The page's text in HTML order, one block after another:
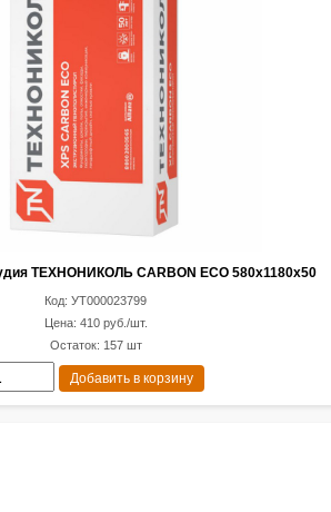
ТЕХНОНИКОЛЬ CARBON ECO 580х1180х50
Код: УТ000023799
Цена: 410 руб./шт.
Остаток: 157 шт
Добавить в корзину